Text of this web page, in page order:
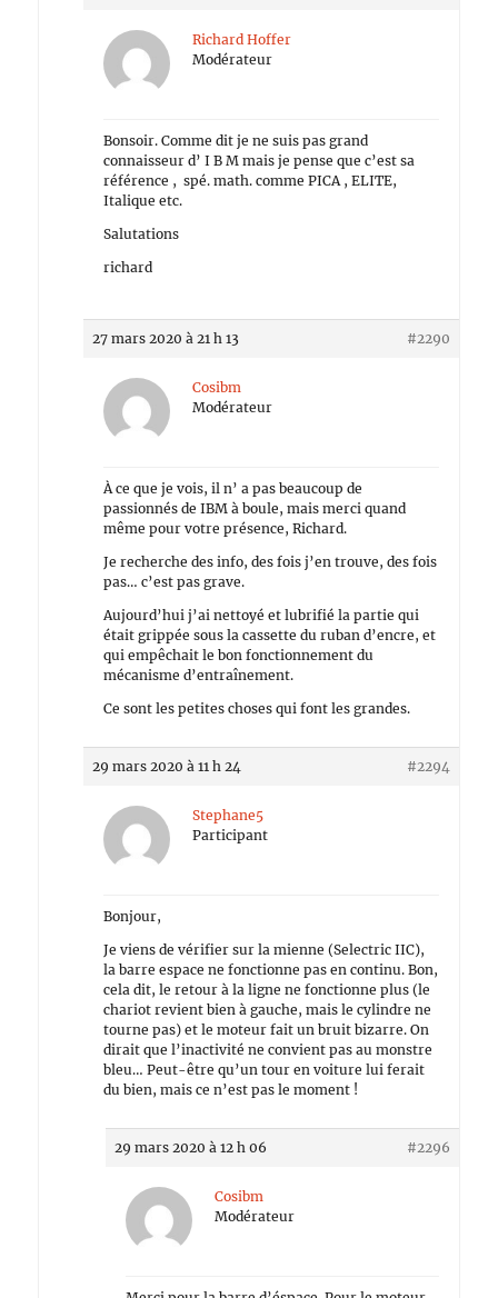
Richard Hoffer
Modérateur
Bonsoir. Comme dit je ne suis pas grand
connaisseur d’ I B M mais je pense que c’est sa
référence , spé. math. comme PICA , ELITE,
Italique etc.
Salutations
richard
27 mars 2020 à 21 h 13 #2290
Cosibm
Modérateur
À ce que je vois, il n’ a pas beaucoup de
passionnés de IBM à boule, mais merci quand
même pour votre présence, Richard.
Je recherche des info, des fois j’en trouve, des fois
pas… c’est pas grave.
Aujourd’hui j’ai nettoyé et lubrifié la partie qui
était grippée sous la cassette du ruban d’encre, et
qui empêchait le bon fonctionnement du
mécanisme d’entraînement.
Ce sont les petites choses qui font les grandes.
29 mars 2020 à 11 h 24 #2294
Stephane5
Participant
Bonjour,
Je viens de vérifier sur la mienne (Selectric IIC),
la barre espace ne fonctionne pas en continu. Bon,
cela dit, le retour à la ligne ne fonctionne plus (le
chariot revient bien à gauche, mais le cylindre ne
tourne pas) et le moteur fait un bruit bizarre. On
dirait que l’inactivité ne convient pas au monstre
bleu… Peut-être qu’un tour en voiture lui ferait
du bien, mais ce n’est pas le moment !
29 mars 2020 à 12 h 06 #2296
Cosibm
Modérateur